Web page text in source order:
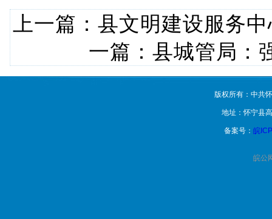
上一篇： 县文明建设服务
一篇： 县城管局：
版权所有：中共
地址：怀宁县
备案号： 皖
皖公